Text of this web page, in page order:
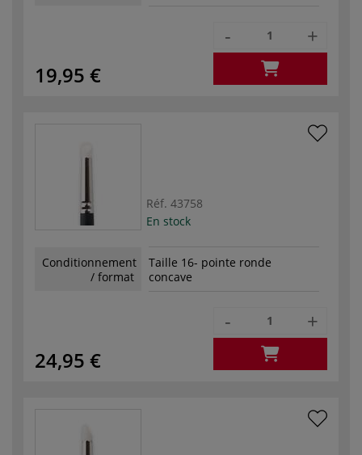
19,95 €
- +
Réf. 43758
En stock
Conditionnement
/ format
Taille 16- pointe ronde
concave
24,95 €
- +